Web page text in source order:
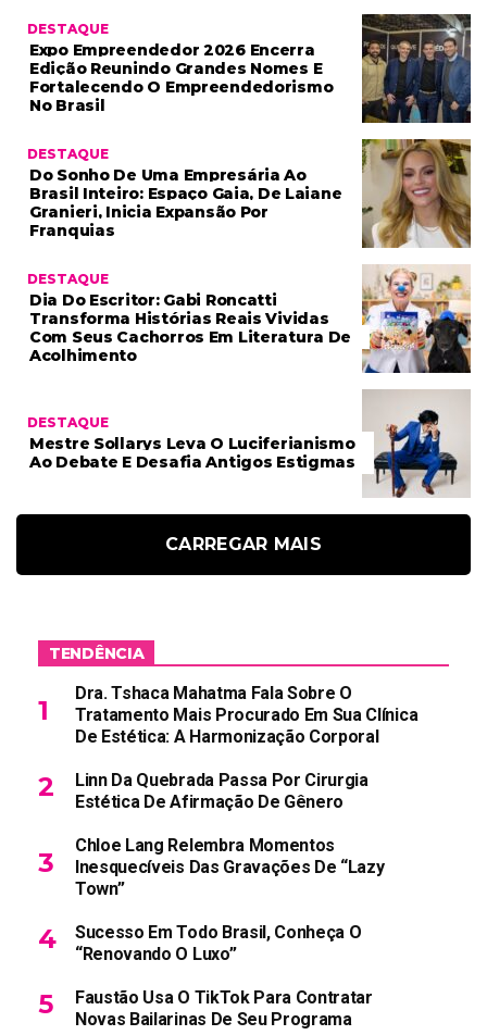
DESTAQUE
Expo Empreendedor 2026 Encerra
Edição Reunindo Grandes Nomes E
Fortalecendo O Empreendedorismo
No Brasil
DESTAQUE
Do Sonho De Uma Empresária Ao
Brasil Inteiro: Espaço Gaia, De Laiane
Granieri, Inicia Expansão Por
Franquias
DESTAQUE
Dia Do Escritor: Gabi Roncatti
Transforma Histórias Reais Vividas
Com Seus Cachorros Em Literatura De
Acolhimento
DESTAQUE
Mestre Sollarys Leva O Luciferianismo
Ao Debate E Desafia Antigos Estigmas
CARREGAR MAIS
TENDÊNCIA
Dra. Tshaca Mahatma Fala Sobre O
Tratamento Mais Procurado Em Sua Clínica
De Estética: A Harmonização Corporal
Linn Da Quebrada Passa Por Cirurgia
Estética De Afirmação De Gênero
Chloe Lang Relembra Momentos
Inesquecíveis Das Gravações De “Lazy
Town”
Sucesso Em Todo Brasil, Conheça O
“Renovando O Luxo”
Faustão Usa O TikTok Para Contratar
Novas Bailarinas De Seu Programa